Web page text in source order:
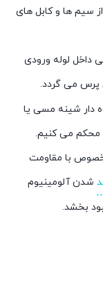
از سیم ها و کابل های
داخل لوله ورودی
پرس می گردد.
دار شينه مسی يا
محکم می کنیم.
با مقاومت
شدن آلومينيوم
بخشد.